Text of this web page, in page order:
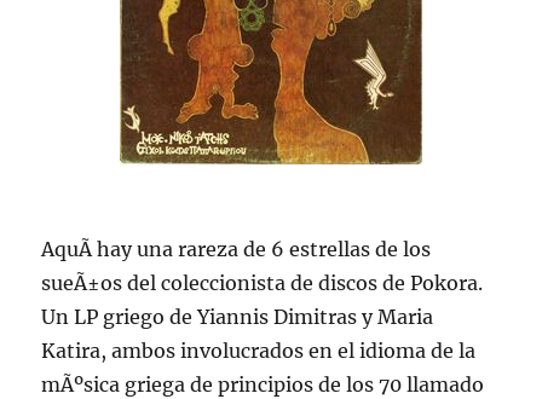
AquÃ­ hay una rareza de 6 estrellas de los
sueÃ±os del coleccionista de discos de Pokora.
Un LP griego de Yiannis Dimitras y Maria
Katira, ambos involucrados en el idioma de la
mÃºsica griega de principios de los 70 llamado